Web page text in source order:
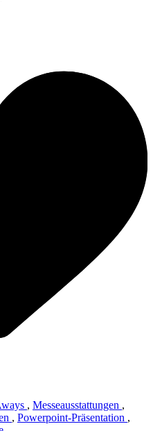
, Messeausstattungen ,
, Powerpoint-Präsentation ,